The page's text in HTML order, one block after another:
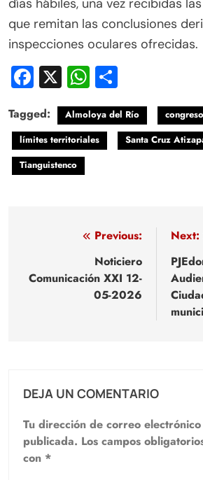
días hábiles, una vez recibidas
que remitan las conclusiones
inspecciones oculares ofrecidas.
Facebook
X WhatsApp
Tagged: Almoloya del Río
límites territoriales
Santa Cruz
Tianguistenco
Navegación
entradas
Previous:
Noticiero
Comunicación XXI 12-
05-2026
Next:
DEJA UN COMENTARIO
Tu dirección de correo
publicada. Los campos
con *